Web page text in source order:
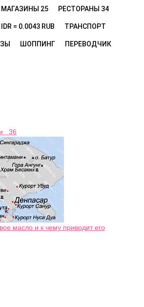
МАГАЗИНЫ 25 РЕСТОРАНЫ 34
IDR = 0.0043 RUB ТРАНСПОРТ
ШОППИНГ ПЕРЕВОДЧИК
36